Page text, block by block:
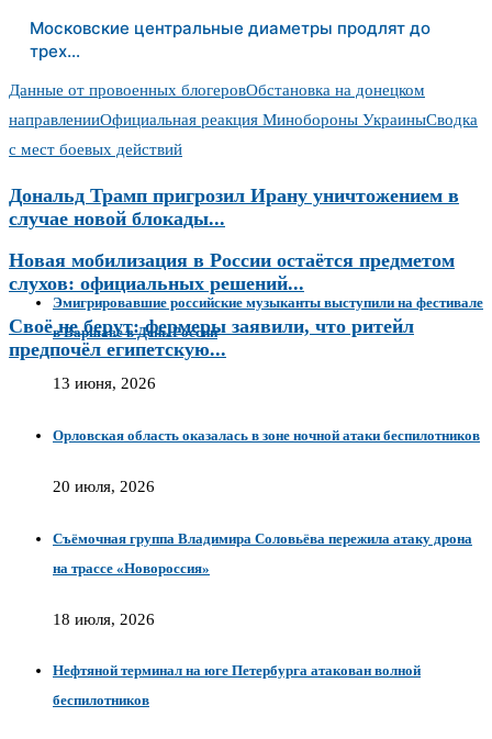
Московские центральные диаметры продлят до
трех…
Данные от провоенных блогеровОбстановка на донецком
направленииОфициальная реакция Минобороны УкраиныСводка
с мест боевых действий
Дональд Трамп пригрозил Ирану уничтожением в
случае новой блокады...
Новая мобилизация в России остаётся предметом
слухов: официальных решений...
Своё не берут: фермеры заявили, что ритейл
предпочёл египетскую...
Эмигрировавшие российские музыканты выступили на фестивале
в Варшаве в День России
13 июня, 2026
Орловская область оказалась в зоне ночной атаки беспилотников
20 июля, 2026
Съёмочная группа Владимира Соловьёва пережила атаку дрона
на трассе «Новороссия»
18 июля, 2026
Нефтяной терминал на юге Петербурга атакован волной
беспилотников